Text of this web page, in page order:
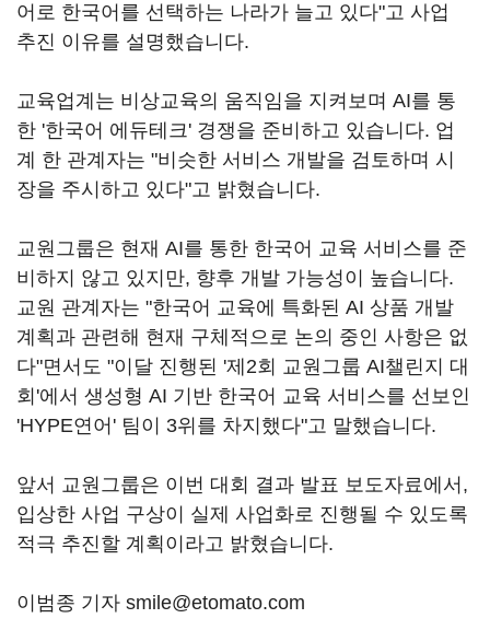
어로 한국어를 선택하는 나라가 늘고 있다"고 사업
추진 이유를 설명했습니다.
교육업계는 비상교육의 움직임을 지켜보며 AI를 통
한 '한국어 에듀테크' 경쟁을 준비하고 있습니다. 업
계 한 관계자는 "비슷한 서비스 개발을 검토하며 시
장을 주시하고 있다"고 밝혔습니다.
교원그룹은 현재 AI를 통한 한국어 교육 서비스를 준
비하지 않고 있지만, 향후 개발 가능성이 높습니다.
교원 관계자는 "한국어 교육에 특화된 AI 상품 개발
계획과 관련해 현재 구체적으로 논의 중인 사항은 없
다"면서도 "이달 진행된 '제2회 교원그룹 AI챌린지 대
회'에서 생성형 AI 기반 한국어 교육 서비스를 선보인
'HYPE연어' 팀이 3위를 차지했다"고 말했습니다.
앞서 교원그룹은 이번 대회 결과 발표 보도자료에서,
입상한 사업 구상이 실제 사업화로 진행될 수 있도록
적극 추진할 계획이라고 밝혔습니다.
이범종 기자 smile@etomato.com